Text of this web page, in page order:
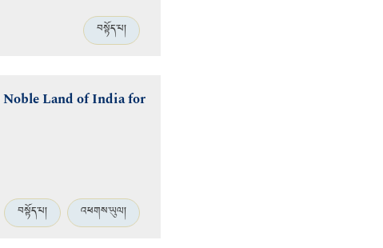
བསྟོད་པ།
Noble Land of India for
བསྟོད་པ། འཕགས་ཡུལ།